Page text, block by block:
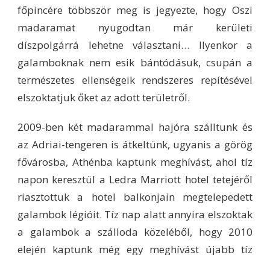
főpincére többször meg is jegyezte, hogy Oszi
madaramat nyugodtan már kerületi
díszpolgárrá lehetne választani… Ilyenkor a
galamboknak nem esik bántódásuk, csupán a
természetes ellenségeik rendszeres repítésével
elszoktatjuk őket az adott területről.
2009-ben két madarammal hajóra szálltunk és
az Adriai-tengeren is átkeltünk, ugyanis a görög
fővárosba, Athénba kaptunk meghívást, ahol tíz
napon keresztül a Ledra Marriott hotel tetejéről
riasztottuk a hotel balkonjain megtelepedett
galambok légióit. Tíz nap alatt annyira elszoktak
a galambok a szálloda közeléből, hogy 2010
elején kaptunk még egy meghívást újabb tíz